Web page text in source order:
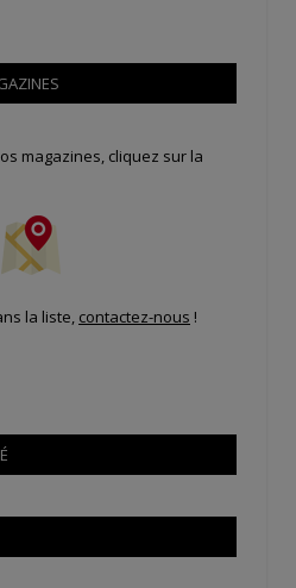
magazines, cliquez sur la
la liste, contactez-nous !